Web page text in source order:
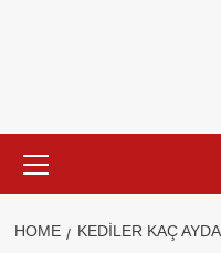
Menu
HOME KEDILER KAÇ